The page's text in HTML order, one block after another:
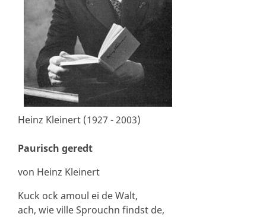
Heinz Kleinert (1927 - 2003)
Paurisch geredt
von Heinz Kleinert
Kuck ock amoul ei de Walt,
ach, wie ville Sprouchn findst de,